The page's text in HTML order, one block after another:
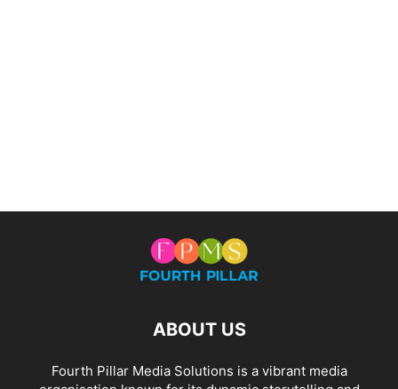
ABOUT US
Fourth Pillar Media Solutions is a vibrant media